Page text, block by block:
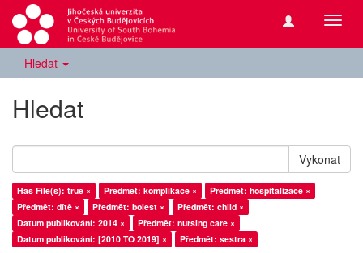
Hledat
Hledat
Vykonat
Has File(s): true × Předmět: komplikace ×
Předmět: hospitalizace ×
Předmět: dítě ×
Předmět: bolest ×
Předmět: child ×
Datum publikování: 2014 ×
Předmět: nursing care ×
Datum publikování: [2010 TO 2019] ×
Předmět: sestra ×